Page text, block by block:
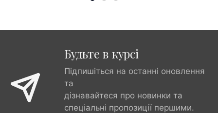
Будьте в курсі
Підпишіться на останні оновлення
та
дізнавайтеся про новинки та
спеціальні пропозиції першими.